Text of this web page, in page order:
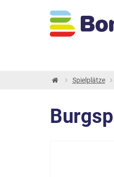
Spielplätze